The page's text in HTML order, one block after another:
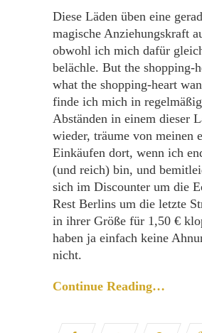
Diese Läden üben eine
magische Anziehungskraft
obwohl ich mich dafür
belächle. But the shopping-
what the shopping-heart
finde ich mich in
Abständen in einem dieser
wieder, träume von meinen
Einkäufen dort, wenn ich
(und reich) bin, und
sich im Discounter um die
Rest Berlins um die letzte
in ihrer Größe für 1,50 €
haben ja einfach keine
nicht.
Continue Reading…